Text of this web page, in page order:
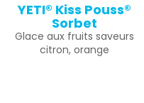
YETI® Kiss Pouss®
Sorbet
Glace aux fruits saveurs
citron, orange